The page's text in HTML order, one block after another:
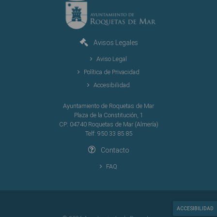
- Un ejemplar de la Tarifa vigente.
- Justificante de encontrarse el conductor dado de alta en régimen
correspondiente de la Seguridad Social.
Se puede solicitar presencialmente en las Oficinas municipales o a
Avisos Legales
Aviso Legal
Política de Privacidad
Accesibilidad
Ayuntamiento de Roquetas de Mar
Plaza de la Constitución, 1
CP: 04740 Roquetas de Mar (Almería)
Telf: 950 33 85 85
Contacto
FAQ
ACCESIBILIDAD